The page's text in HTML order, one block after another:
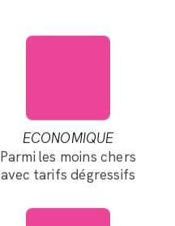
ECONOMIQUE
Parmi les moins chers
avec tarifs dégressifs